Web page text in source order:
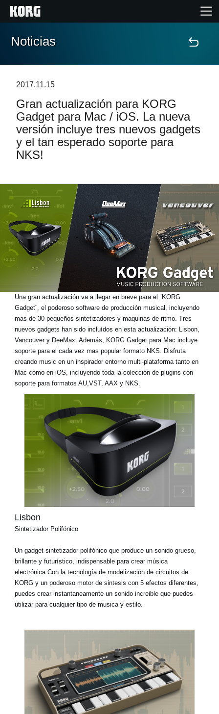
Inicio
Características
Eventos
Soporte
Localizador de Tiendas
Noticias
Ubicación
Redes Sociales
Acerca de KORG
Noticias
2017.11.15
Gran actualización para KORG
Gadget para Mac / iOS. La nueva
versión incluye tres nuevos gadgets
y el tan esperado soporte para
NKS!
Una gran actualización va a llegar en breve para el ¨KORG
Gadget¨, el poderoso software de producción musical, incluyendo
mas de 30 pequeños sintetizadores y maquinas de ritmo. Tres
nuevos gadgets han sido incluídos en esta actualización: Lisbon,
Vancouver y DeeMax. Además, KORG Gadget para Mac incluye
soporte para el cada vez mas popular formato NKS. Disfruta
creando music en un inspirador entorno multi-plataforma tanto en
Mac como en iOS, incluyendo toda la colección de plugins con
soporte para formatos AU,VST, AAX y NKS.
Lisbon
Sintetizador Polifónico
Un gadget sintetizador polifónico que produce un sonido grueso,
brillante y futurístico, indispensable para crear música
electrónica.Con la tecnología de modelización de circuitos de
KORG y un poderoso motor de sintesis con 5 efectos diferentes,
puedes crear instantaneamente un sonido increible que puedes
utilizar para cualquier tipo de musica y estilo.